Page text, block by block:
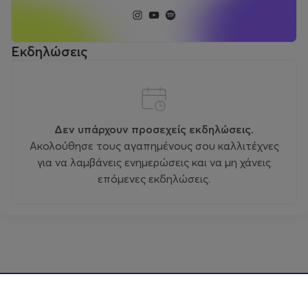
Εκδηλώσεις
Δεν υπάρχουν προσεχείς εκδηλώσεις.
Ακολούθησε τους αγαπημένους σου καλλιτέχνες
για να λαμβάνεις ενημερώσεις και να μη χάνεις
επόμενες εκδηλώσεις.